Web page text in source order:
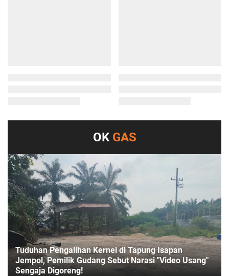
OK GAS
Tuduhan Pengalihan Kernel di Tapung Isapan
Jempol, Pemilik Gudang Sebut Narasi "Video Usang"
Sengaja Digoreng!